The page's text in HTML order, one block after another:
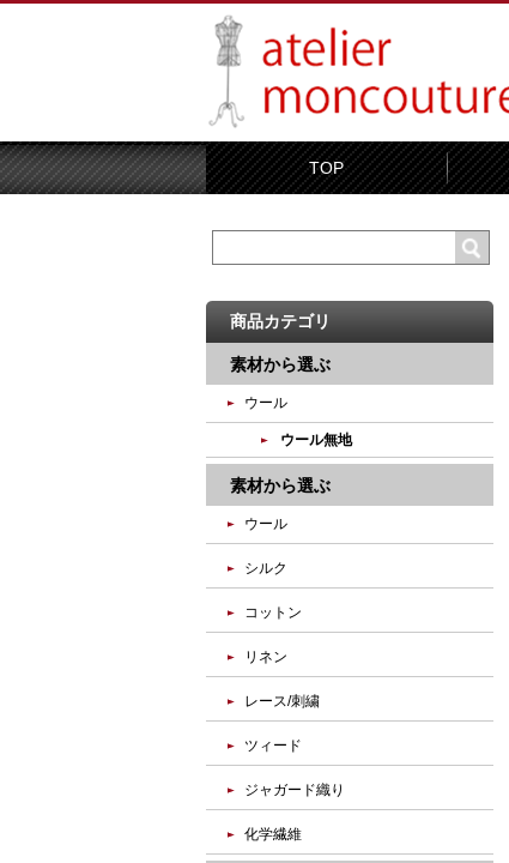
TOP
商品カテゴリ
素材から選ぶ
ウール
ウール無地
素材から選ぶ
ウール
シルク
コットン
リネン
レース/刺繍
ツィード
ジャガード織り
化学繊維